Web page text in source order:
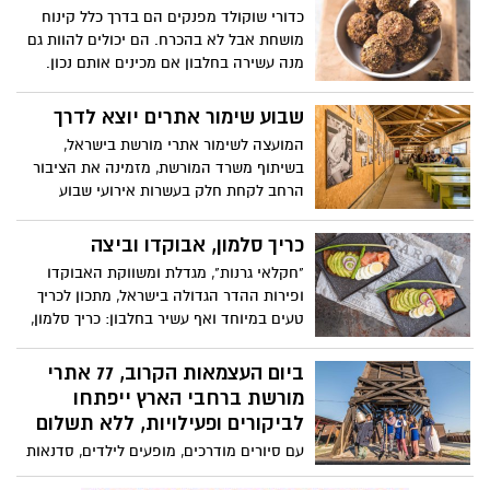
"חקלאי גרנות", מגדלת ומשווקת האבוקדו
ופירות ההדר הגדולה בישראל, מתכון לכריך
טעים במיוחד ואף עשיר בחלבון: כריך סלמון,
ביניים במסגרת תפריט מאוזן, ליחיד ולזוג.
ביום העצמאות הקרוב, 77 אתרי
מורשת ברחבי הארץ ייפתחו
לביקורים ופעילויות, ללא תשלום
עם סיורים מודרכים, מופעים לילדים, סדנאות
משחקים וחפצים של פעם, מיצגים אורקוליים
ועוד.
אירוע מיוחד ומרגש לציון יום
הזיכרון לשואה ולגבורה- כניסה
חינם
אירוע ייחודי לציון יום השואה יתקיים במוזאון